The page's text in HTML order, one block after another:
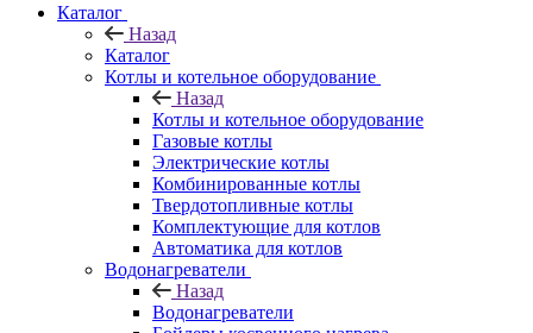
Каталог
Назад
Каталог
Котлы и котельное оборудование
Назад
Котлы и котельное оборудование
Газовые котлы
Электрические котлы
Комбинированные котлы
Твердотопливные котлы
Комплектующие для котлов
Автоматика для котлов
Водонагреватели
Назад
Водонагреватели